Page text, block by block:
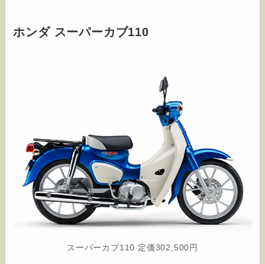
ホンダ スーパーカブ110
スーパーカブ110 定価302,500円